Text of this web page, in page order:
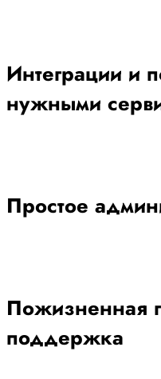
Интеграции и
нужными
Простое
Пожизненная
поддержка